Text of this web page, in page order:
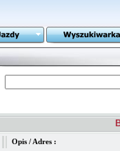
Opis / Adres :